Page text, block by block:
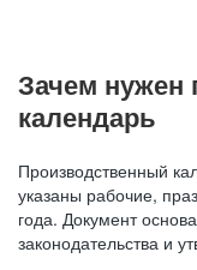
Зачем нужен
календарь
Производственный
указаны рабочие,
года. Документ
законодательства и